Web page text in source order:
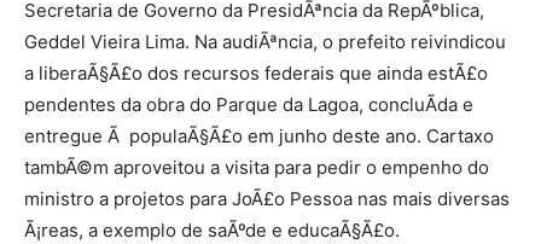
Secretaria de Governo da PresidÃªncia da RepÃºblica,
Geddel Vieira Lima. Na audiÃªncia, o prefeito reivindicou
a liberaÃ§Ã£o dos recursos federais que ainda estÃ£o
pendentes da obra do Parque da Lagoa, concluÃ­da e
entregue Ã populaÃ§Ã£o em junho deste ano. Cartaxo
tambÃ©m aproveitou a visita para pedir o empenho do
ministro a projetos para JoÃ£o Pessoa nas mais diversas
Ã¡reas, a exemplo de saÃºde e educaÃ§Ã£o.